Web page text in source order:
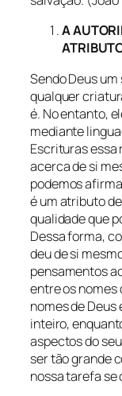
A
Sendo Deus
qualquer
é. No entanto,
mediante
Escrituras essa
acerca de si
podemos
é um atributo
qualidade que
Dessa forma,
deu de si
pensamentos
entre os nomes
nomes de Deus
inteiro,
aspectos do
ser tão grande
nossa tarefa